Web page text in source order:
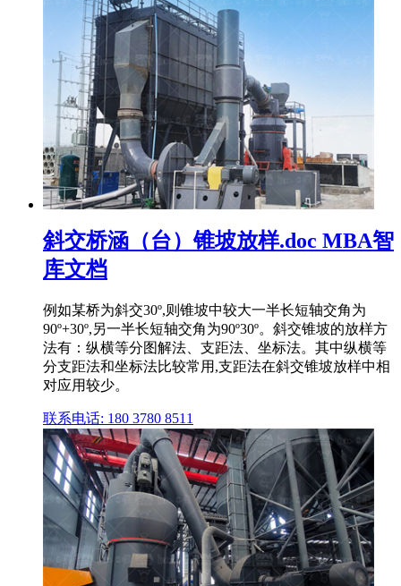
斜交桥涵（台）锥坡放样.doc MBA智
库文档
例如某桥为斜交30º,则锥坡中较大一半长短轴交角为
90º+30º,另一半长短轴交角为90º30º。斜交锥坡的放样方
法有：纵横等分图解法、支距法、坐标法。其中纵横等
分支距法和坐标法比较常用,支距法在斜交锥坡放样中相
对应用较少。
联系电话: 180 3780 8511